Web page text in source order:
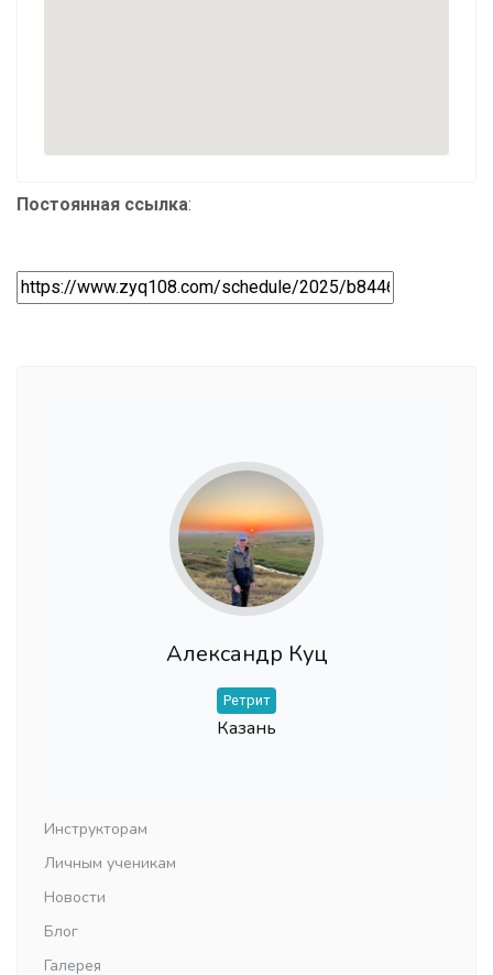
Постоянная ссылка:
Александр Куц
Ретрит
Казань
Инструкторам
Личным ученикам
Новости
Блог
Галерея